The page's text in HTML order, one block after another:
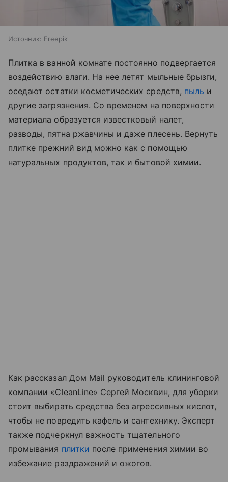
Источник: Freepik
Плитка в ванной комнате постоянно подвергается
воздействию влаги. На нее летят мыльные брызги,
оседают остатки косметических средств, пыль и
другие загрязнения. Со временем на поверхности
материала образуется известковый налет,
разводы, пятна ржавчины и даже плесень. Вернуть
плитке прежний вид можно как с помощью
натуральных продуктов, так и бытовой химии.
Как рассказал Дом Mail руководитель клининговой
компании «CleanLine» Сергей Москвин, для уборки
стоит выбирать средства без агрессивных кислот,
чтобы не повредить кафель и сантехнику. Эксперт
также подчеркнул важность тщательного
промывания плитки после применения химии во
избежание раздражений и ожогов.